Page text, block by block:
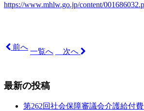
https://www.mhlw.go.jp/content/
前へ
一覧へ 次へ
最新の投稿
第262回社会保障審議会介護給付費